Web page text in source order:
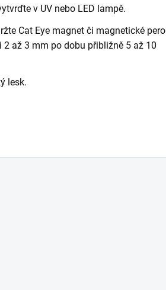
v UV nebo LED lampě.
Cat Eye magnet či magnetické pero
až 3 mm po dobu přibližně 5 až 10
lesk.